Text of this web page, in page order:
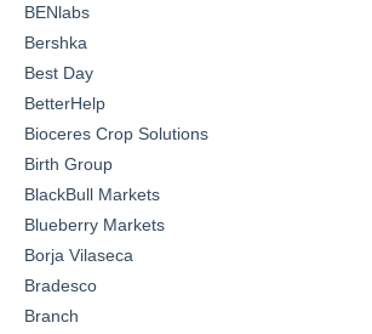
BENlabs
Bershka
Best Day
BetterHelp
Bioceres Crop Solutions
Birth Group
BlackBull Markets
Blueberry Markets
Borja Vilaseca
Bradesco
Branch